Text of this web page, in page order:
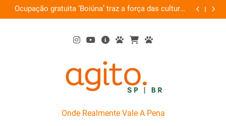
to
Ocupação gratuita ‘Boiúna’ traz a força das culturas
amazônicas e arte
AgitoSP
Onde Realmente Vale A Pena